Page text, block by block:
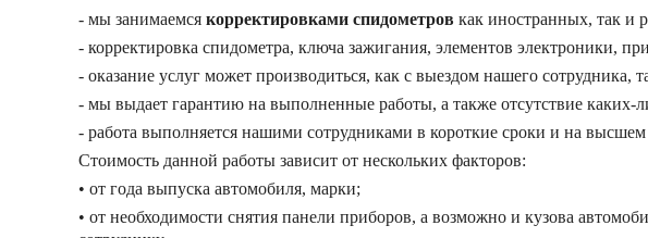
- мы занимаемся корректировками спидометров как иностранных, так и
- корректировка спидометра, ключа зажигания, элементов электроники,
- оказание услуг может производиться, как с выездом нашего
- мы выдает гарантию на выполненные работы, а также отсутствие
- работа выполняется нашими сотрудниками в короткие сроки и на
Стоимость данной работы зависит от нескольких факторов:
• от года выпуска автомобиля, марки;
• от необходимости снятия панели приборов, а возможно и кузова